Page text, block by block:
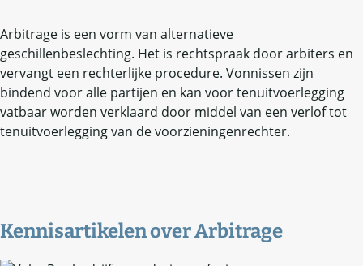
Arbitrage is een vorm van alternatieve
geschillenbeslechting. Het is rechtspraak door arbiters en
vervangt een rechterlijke procedure. Vonnissen zijn
bindend voor alle partijen en kan voor tenuitvoerlegging
vatbaar worden verklaard door middel van een verlof tot
tenuitvoerlegging van de voorzieningenrechter.
Kennisartikelen overArbitrage